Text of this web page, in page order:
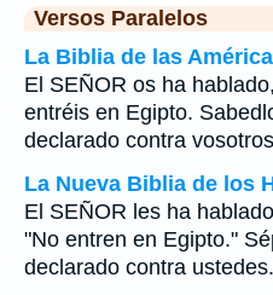
Versos Paralelos
La Biblia de las
El SEÑOR os ha
entréis en Egipto.
declarado contra
La Nueva Biblia de los
El SEÑOR les ha
"No entren en Egipto."
declarado contra ustedes.